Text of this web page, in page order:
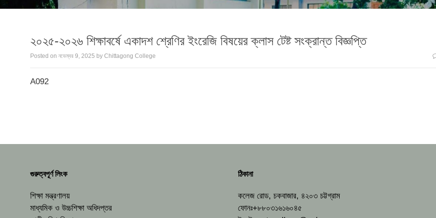
২০২৫-২০২৬ শিক্ষাবর্ষে একাদশ শ্রেণির ইংরেজি বিষয়ের ক্লাস টেষ্ট সংক্রান্ত বিজ্ঞপ্তি
Posted on নভেম্বর 9, 2025 by Chittagong College
A092
গুরুত্বপূর্ণ লিংক
শিক্ষা মন্ত্রণালয়
মাধ্যমিক ও উচ্চশিক্ষা অধিদপ্তর
ঠিকানা
কলেজ রোড, চকবাজার, ৪২০৩ চট্টগ্রাম
ফোনঃ+৮৮০৩১৬১৬০৪৫